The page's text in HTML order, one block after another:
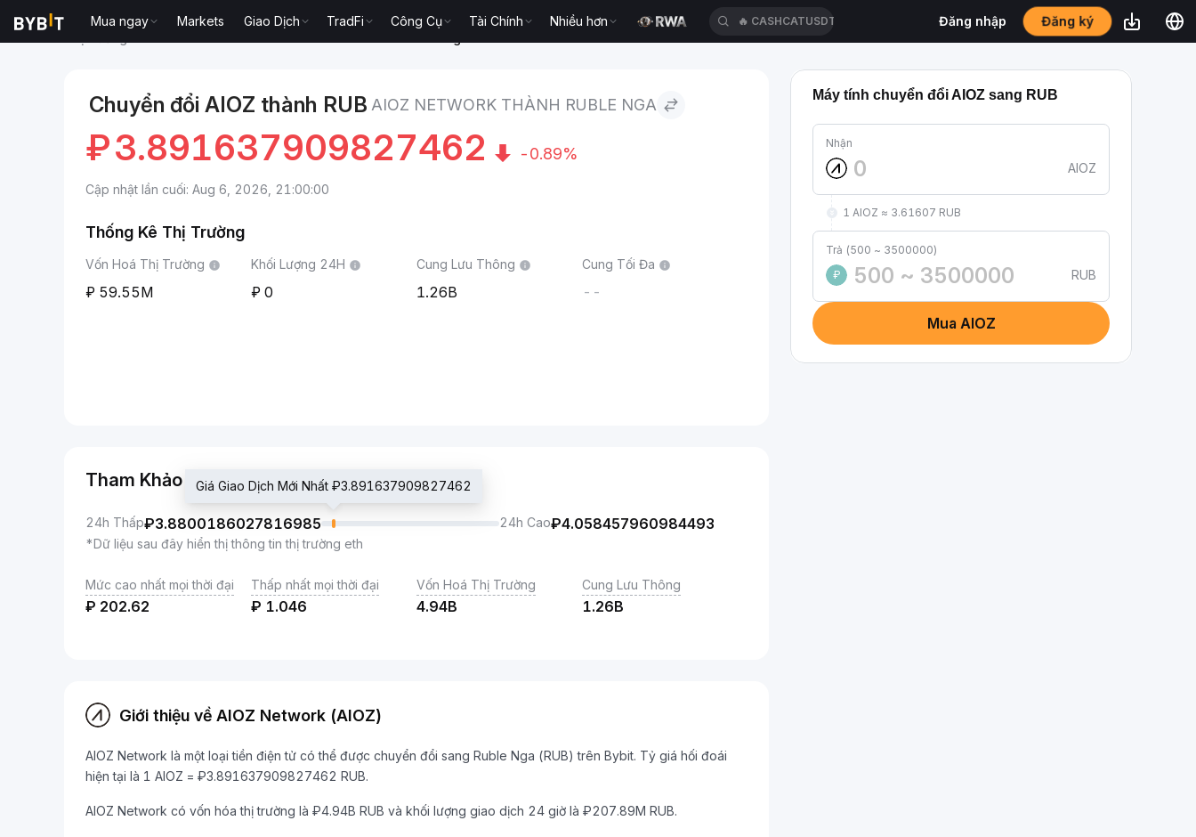
Mua ngay Markets Giao Dịch TradFi Công Cụ Tài Chính Nhiều hơn 🔥 CASHCATUSDT Đăng nhập Đăng ký
Chuyển đổi AIOZ thành RUB AIOZ NETWORK THÀNH RUBLE NGA
₽3.891637909827462 -0.89%
Cập nhật lần cuối: Aug 6, 2026, 21:00:00
Thống Kê Thị Trường
Vốn Hoá Thị Trường
59.55M
Khối Lượng 24H
0
Cung Lưu Thông
1.26B
Cung Tối Đa
--
Tham Khảo
24h Thấp₽3.8800186027816985
Giá Giao Dịch Mới Nhất ₽3.891637909827462
24h Cao₽4.058457960984493
*Dữ liệu sau đây hiển thị thông tin thị trường eth
Mức cao nhất mọi thời đại
₽ 202.62
Thấp nhất mọi thời đại
₽ 1.046
Vốn Hoá Thị Trường
4.94B
Cung Lưu Thông
1.26B
Giới thiệu về AIOZ Network (AIOZ)
AIOZ Network là một loại tiền điện tử có thể được chuyển đổi sang Ruble Nga (RUB) trên Bybit. Tỷ giá hối đoái
hiện tại là 1 AIOZ = ₽3.891637909827462 RUB.
AIOZ Network có vốn hóa thị trường là ₽4.94B RUB và khối lượng giao dịch 24 giờ là ₽207.89M RUB.
Máy tính chuyển đổi AIOZ sang RUB
Nhận
AIOZ
1 AIOZ ≈ 3.61607 RUB
Trả (500 ~ 3500000)
₽
RUB
Mua AIOZ